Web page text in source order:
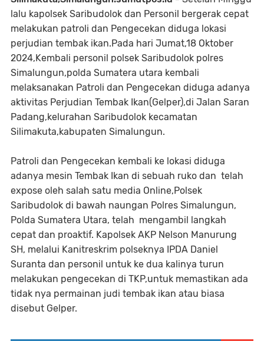
lalu kapolsek Saribudolok dan Personil bergerak cepat
melakukan patroli dan Pengecekan diduga lokasi
perjudian tembak ikan.Pada hari Jumat,18 Oktober
2024,Kembali personil polsek Saribudolok polres
Simalungun,polda Sumatera utara kembali
melaksanakan Patroli dan Pengecekan diduga adanya
aktivitas Perjudian Tembak Ikan(Gelper),di Jalan Saran
Padang,kelurahan Saribudolok kecamatan
Silimakuta,kabupaten Simalungun.
Patroli dan Pengecekan kembali ke lokasi diduga
adanya mesin Tembak Ikan di sebuah ruko dan telah
expose oleh salah satu media Online,Polsek
Saribudolok di bawah naungan Polres Simalungun,
Polda Sumatera Utara, telah mengambil langkah
cepat dan proaktif. Kapolsek AKP Nelson Manurung
SH, melalui Kanitreskrim polseknya IPDA Daniel
Suranta dan personil untuk ke dua kalinya turun
melakukan pengecekan di TKP,untuk memastikan ada
tidak nya permainan judi tembak ikan atau biasa
disebut Gelper.